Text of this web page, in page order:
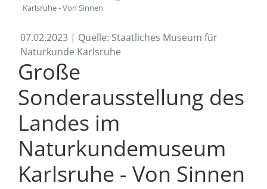
Karlsruhe - Von Sinnen
07.02.2023 | Quelle: Staatliches Museum für
Naturkunde Karlsruhe
Große
Sonderausstellung des
Landes im
Naturkundemuseum
Karlsruhe - Von Sinnen